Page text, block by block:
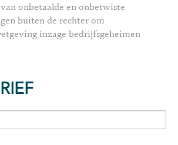
onbetaalde en onbetwiste
buiten de rechter om
inzage bedrijfsgeheimen